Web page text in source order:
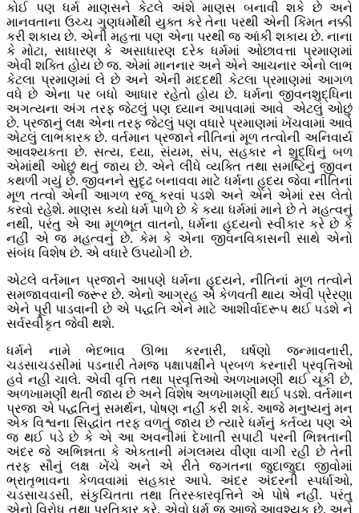
કોઈ પણ ધર્મ માણસને કેટલે અંશે માણસ બનાવી શકે છે અને
માનવતાના ઉચ્ચ ગુણધર્મોથી યુક્ત કરે તેના પરથી એની કિંમત નક્કી
કરી શકાય છે. એની મહત્તા પણ એના પરથી જ આંકી શકાય છે. નાના
કે મોટા, સાધારણ કે અસાધારણ દરેક ધર્મમાં ઓછાવત્તા પ્રમાણમાં
એવી શક્તિ હોય છે જ. એમાં માનનાર અને એને આચનાર એનો લાભ
કેટલા પ્રમાણમાં લે છે અને એની મદદથી કેટલા પ્રમાણમાં આગળ
વધે છે એના પર બધો આધાર રહેતો હોય છે. ધર્મના જીવનશુદ્ધિના
અગત્યના અંગ તરફ જેટલું પણ ધ્યાન આપવામાં આવે એટલું ઓછું
છે. પ્રજાનું લક્ષ એના તરફ જેટલું પણ વધારે પ્રમાણમાં ખેંચવામાં આવે
એટલું લાભકારક છે. વર્તમાન પ્રજાને નીતિનાં મૂળ તત્વોની અનિવાર્ય
આવશ્યકતા છે. સત્ય, દયા, સંયમ, સંપ, સહકાર ને શુદ્ધિનું બળ
એમાંથી ઓછું થતું જાય છે. એને લીધે વ્યક્તિ તથા સમષ્ટિનું જીવન
કથળી ગયું છે. જીવનને સુદૃઢ બનાવવા માટે ધર્મના હૃદય જેવા નીતિનાં
મૂળ તત્વો એની આગળ રજૂ કરવાં પડશે અને એને એમાં રસ લેતો
કરવો રહેશે. માણસ કયો ધર્મ પાળે છે કે કયા ધર્મમાં માને છે તે મહત્વનું
નથી, પરંતુ એ આ મૂળભૂત વાતનો, ધર્મના હૃદયનો સ્વીકાર કરે છે કે
નહીં એ જ મહત્વનું છે. કેમ કે એના જીવનવિકાસની સાથે એનો
સંબંધ વિશેષ છે. એ વધારે ઉપયોગી છે.
એટલે વર્તમાન પ્રજાને આપણે ધર્મના હૃદયને, નીતિનાં મૂળ તત્વોને
સમજાવવાની જરૂર છે. એનો આગ્રહ એ કેળવતી થાય એવી પ્રેરણા
એને પૂરી પાડવાની છે એ પદ્ધતિ એને માટે આશીર્વાદરૂપ થઈ પડશે ને
સર્વસ્વીકૃત જેવી થશે.
ધર્મને નામે ભેદભાવ ઊભા કરનારી, ઘર્ષણો જન્માવનારી,
ચડસાચડસીમાં પડનારી તેમજ પક્ષાપક્ષીને પ્રબળ કરનારી પ્રવૃત્તિઓ
હવે નહી ચાલે. એવી વૃત્તિ તથા પ્રવૃત્તિઓ અળખામણી થઈ ચૂકી છે,
અળખામણી થતી જાય છે અને વિશેષ અળખામણી થઈ પડશે. વર્તમાન
પ્રજા એ પદ્ધતિનું સમર્થન, પોષણ નહીં કરી શકે. આજે મનુષ્યનું મન
એક વિશ્વના સિદ્ધાંત તરફ વળતું જાય છે ત્યારે ધર્મનું કર્તવ્ય પણ એ
જ થઈ પડે છે કે એ આ અવનીમાં દેખાતી સપાટી પરની ભિન્નતાની
અંદર જે અભિન્નતા કે એકતાની મંગલમય વીણા વાગી રહી છે તેની
તરફ સૌનું લક્ષ ખેંચે અને એ રીતે જગતના જુદાજુદા જીવોમાં
ભ્રાતૃભાવના કેળવવામાં સહકાર આપે. અંદર અંદરની સ્પર્ધાઓ,
ચડસાચડસી, સંકુચિતતા તથા તિરસ્કારવૃત્તિને એ પોષે નહીં. પરંતુ
એનો વિરોધ તથા પ્રતિકાર કરે. એવો ધર્મ જ આજે આવશ્યક છે, અને